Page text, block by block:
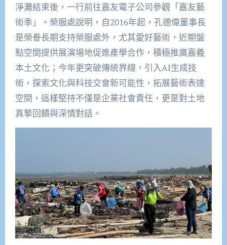
淨灘結束後，一行前往嘉友電子公司參觀「嘉友藝
術季」。榮服處說明，自2016年起，孔德偉董事長
是榮眷長期支持榮服處外，尤其愛好藝術，近期盤
點空間提供展演場地促進產學合作，積極推廣嘉義
本土文化；今年更突破傳統界線，引入AI生成技
術，探索文化與科技交會新可能性，拓展藝術表達
空間，這樣堅持不僅是企業社會責任，更是對土地
真摯回饋與深情對話。